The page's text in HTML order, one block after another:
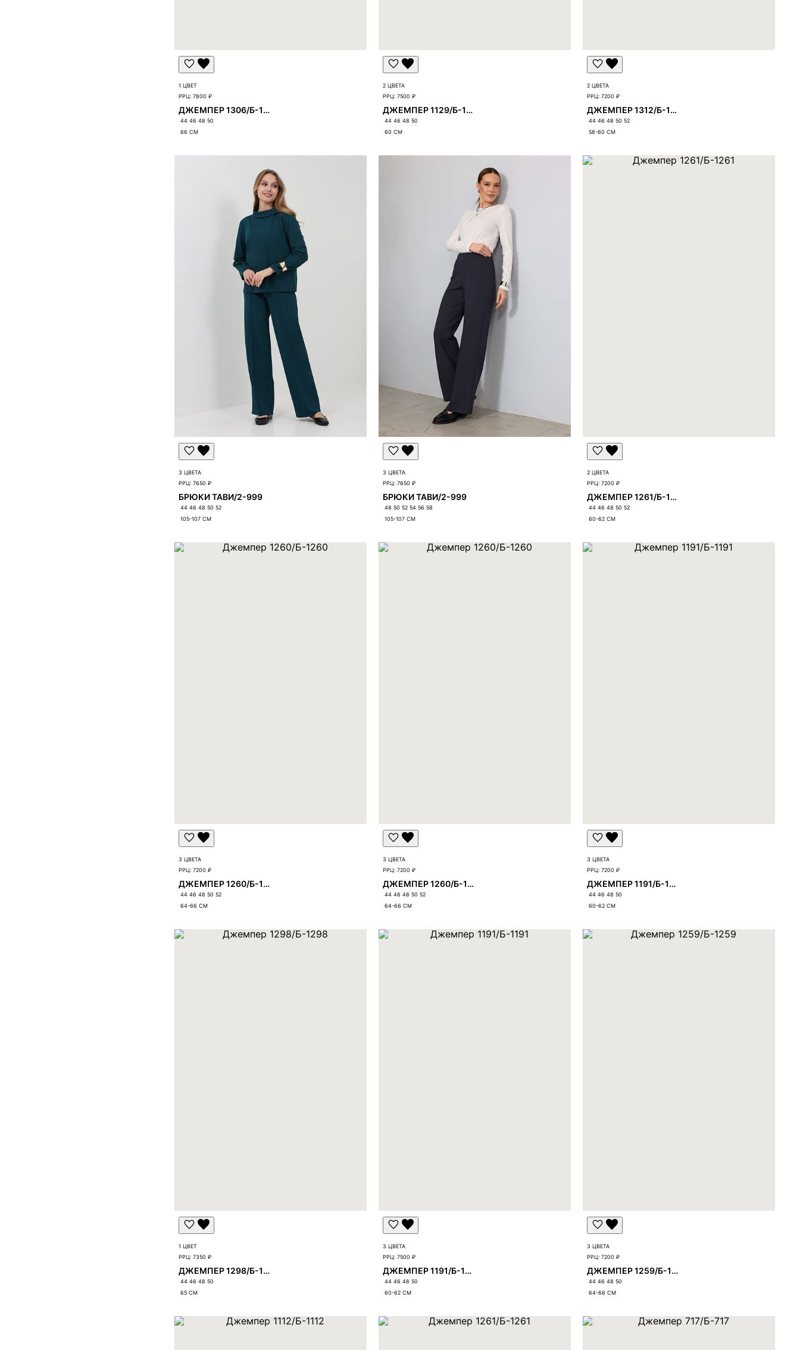
1 ЦВЕТ
РРЦ:7800 ₽
ДЖЕМПЕР 1306/Б-1306
44 46 48 50
66 СМ
2 ЦВЕТА
РРЦ:7500 ₽
ДЖЕМПЕР 1129/Б-1129
44 46 48 50
60 СМ
2 ЦВЕТА
РРЦ:7200 ₽
ДЖЕМПЕР 1312/Б-1312
44 46 48 50 52
58-60 СМ
3 ЦВЕТА
РРЦ:7650 ₽
БРЮКИ ТАВИ/2-999
44 46 48 50 52
105-107СМ
3 ЦВЕТА
РРЦ:7650 ₽
БРЮКИ ТАВИ/2-999
48 50 52 54 56 58
105-107СМ
2 ЦВЕТА
РРЦ:7200 ₽
ДЖЕМПЕР 1261/Б-1261
44 46 48 50 52
60-62СМ
3 ЦВЕТА
РРЦ:7200 ₽
ДЖЕМПЕР 1260/Б-1260
44 46 48 50 52
64-66 СМ
3 ЦВЕТА
РРЦ:7200 ₽
ДЖЕМПЕР 1260/Б-1260
44 46 48 50 52
64-66 СМ
3 ЦВЕТА
РРЦ:7200 ₽
ДЖЕМПЕР 1191/Б-1191
44 46 48 50
60-62СМ
1 ЦВЕТ
РРЦ:7350 ₽
ДЖЕМПЕР 1298/Б-1298
44 46 48 50
65СМ
3 ЦВЕТА
РРЦ:7500 ₽
ДЖЕМПЕР 1191/Б-1191
44 46 48 50
60-62СМ
3 ЦВЕТА
РРЦ:7200 ₽
ДЖЕМПЕР 1259/Б-1259
44 46 48 50
64-66 СМ